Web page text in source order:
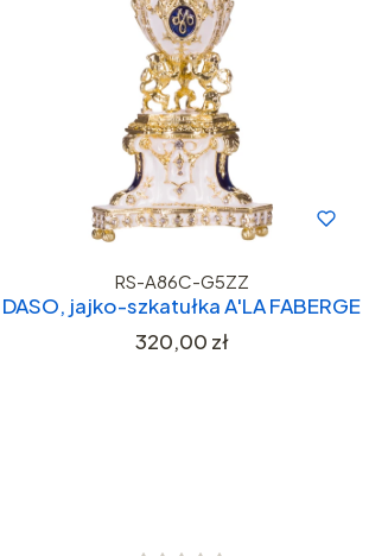
RS-A86C-G5ZZ
DASO, jajko-szkatułka A'LA FABERGE
Cena
320,00 zł